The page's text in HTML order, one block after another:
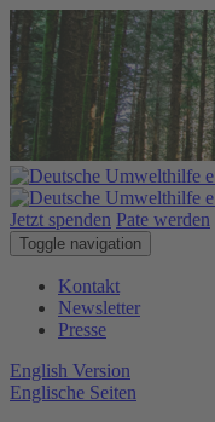
Jetzt spenden Pate werden
Toggle navigation
Kontakt
Newsletter
Presse
English Version
Englische Seiten